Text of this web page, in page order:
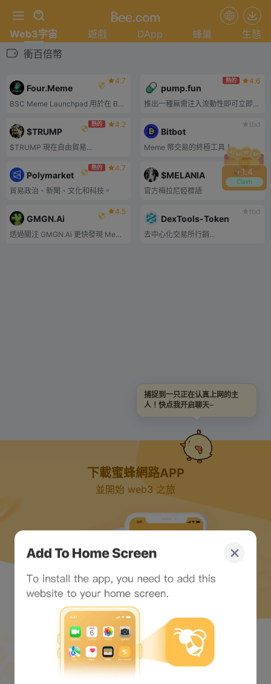
+1.4
Claim
Web3宇宙 遊戲 DApp 蜂巢
生態
衝百倍幣
4.7
Four.Meme
BSC Meme Launchpad 用於在 BSC 鏈上推出 meme 代幣。.
熱的 4.6
pump.fun
推出一種無需注入流動性即可立即交易的代幣。一鍵部署一枚低於 2$ 的幣
熱的 4.2
$TRUMP
$TRUMP 現在自由貿易...
tbd
Bitbot
Meme 幣交易的終極工具！
熱的 4.7
Polymarket
貿易政治、新聞、文化和科技。
tbd
$MELANIA
官方梅拉尼婭標語
4.5
GMGN.Ai
透過關注 GMGN.Ai 更快發現 Meme 代幣並賺取利潤。
tbd
DexTools-Token
去中心化交易所行銷...
下載蜜蜂網路APP
並開始 web3 之旅
捕捉到一只正在认真上网的主
人！快点我开启聊天~